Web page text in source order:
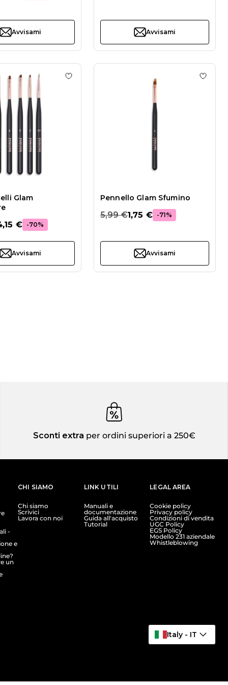
Avvisami Avvisami
Set Pennelli Glam Liner
Glam
€ -70%
Avvisami
Aggiungi alla wishlist Set Pennelli Glam
Pennello Glam Sfumino
5,99 €1,75 € -71%
Avvisami
Sconti extra per ordini superiori a 250€
-
e
un
CHI SIAMO
Chi siamo
Scrivici
Lavora con noi
LINK UTILI
Manuali e
documentazione
Guida all'acquisto
Tutorial
LEGAL AREA
Cookie policy
Privacy policy
Condizioni di vendita
UGC Policy
EGS Policy
Modello 231 aziendale
Whistleblowing
Italy - IT